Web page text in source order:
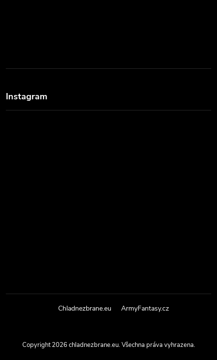
Instagram
Chladnezbrane.eu ArmyFantasy.cz
Copyright 2026chladnezbrane.eu. Všechna práva vyhrazena.